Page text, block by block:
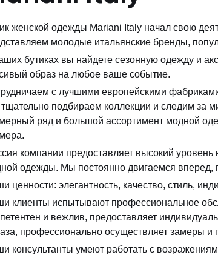
женской одежды Mariani Italy начал свою
молодые итальянские бренды,
бутиках вы найдете сезонную одежду и
образ на любое ваше событие.
с лучшими европейскими
подбираем коллекции и следим за
ряд и большой ассортимент модной
компании предоставляет высокий
одежды. Мы постоянно двигаемся вперед,
ценности: элегантность, качество, стиль,
клиенты испытывают профессиональное
и вежлив, предоставляет
профессионально осуществляет замеры
консультанты умеют работать с